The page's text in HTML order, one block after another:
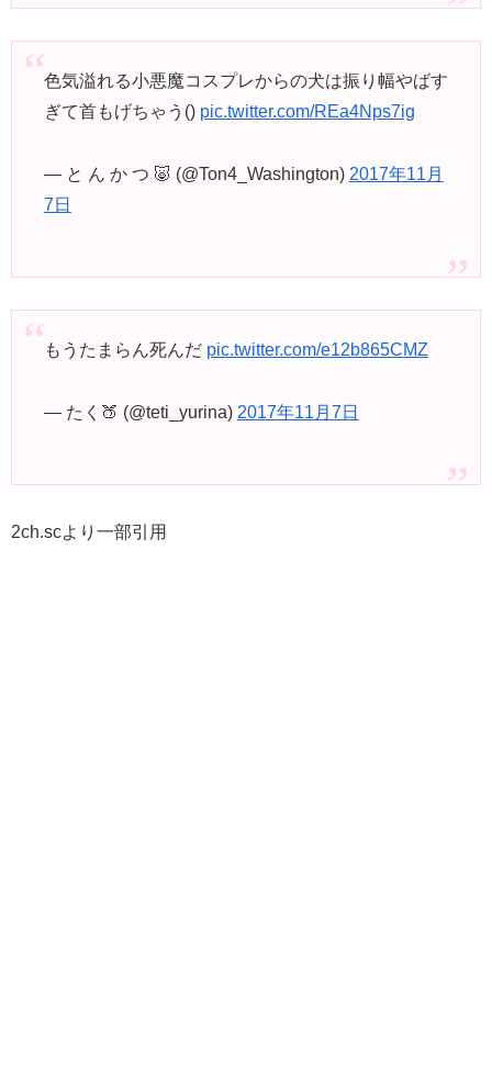
色気溢れる小悪魔コスプレからの犬は振り幅やばす
ぎて首もげちゃう() pic.twitter.com/REa4Nps7ig
— と ん か つ 🐷 (@Ton4_Washington) 2017年11月
7日
もうたまらん死んだ pic.twitter.com/e12b865CMZ
— たく🍑 (@teti_yurina) 2017年11月7日
2ch.scより一部引用